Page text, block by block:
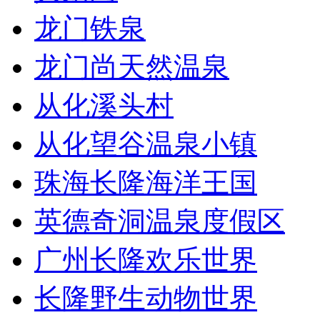
龙门铁泉
龙门尚天然温泉
从化溪头村
从化望谷温泉小镇
珠海长隆海洋王国
英德奇洞温泉度假区
广州长隆欢乐世界
长隆野生动物世界